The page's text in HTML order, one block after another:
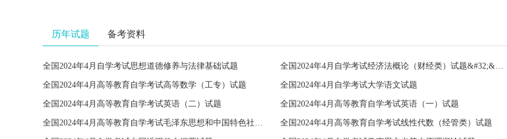
历年试题 备考资料
全国2024年4月自学考试思想道德修养与法律基础试题 全国2024年4月自学考试经济法概论（财经类）试题&#32;&#32;
全国2024年4月高等教育自学考试高等数学（工专）试题 全国2024年4月自学考试大学语文试题
全国2024年4月高等教育自学考试英语（二）试题 全国2024年4月高等教育自学考试英语（一）试题
全国2024年4月高等教育自学考试毛泽东思想和中国特色社会主义理论体系概论试题 全国2024年4月高等教育自学考试线性代数（经管类）试题